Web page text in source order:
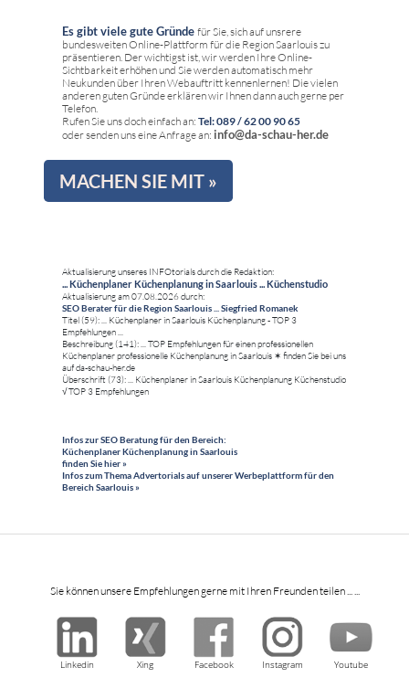
Es gibt viele gute Gründe für Sie, sich auf unsrere
bundesweiten Online-Plattform für die Region Saarlouis zu
präsentieren. Der wichtigst ist, wir werden Ihre Online-
Sichtbarkeit erhöhen und Sie werden automatisch mehr
Neukunden über Ihren Webauftritt kennenlernen! Die vielen
anderen guten Gründe erklären wir Ihnen dann auch gerne per
Telefon.
Rufen Sie uns doch einfach an: Tel: 089 / 62 00 90 65
oder senden uns eine Anfrage an: info@da-schau-her.de
MACHEN SIE MIT »
Aktualisierung unseres INFOtorials durch die Redaktion:
... Küchenplaner Küchenplanung in Saarlouis ... Küchenstudio
Aktualisierung am 07.08.2026 durch:
SEO Berater für die Region Saarlouis ... Siegfried Romanek
Titel (59): ... Küchenplaner in Saarlouis Küchenplanung - TOP 3
Empfehlungen ...
Beschreibung (141): ... TOP Empfehlungen für einen professionellen
Küchenplaner professionelle Küchenplanung in Saarlouis ✶ finden Sie bei uns
auf da-schau-her.de
Überschrift (73): ... Küchenplaner in Saarlouis Küchenplanung Küchenstudio
√ TOP 3 Empfehlungen
Infos zur SEO Beratung für den Bereich:
Küchenplaner Küchenplanung in Saarlouis
finden Sie hier »
Infos zum Thema Advertorials auf unserer Werbeplattform für den
Bereich Saarlouis »
Sie können unsere Empfehlungen gerne mit Ihren Freunden teilen ... ...
Linkedin Xing Facebook Instagram Youtube